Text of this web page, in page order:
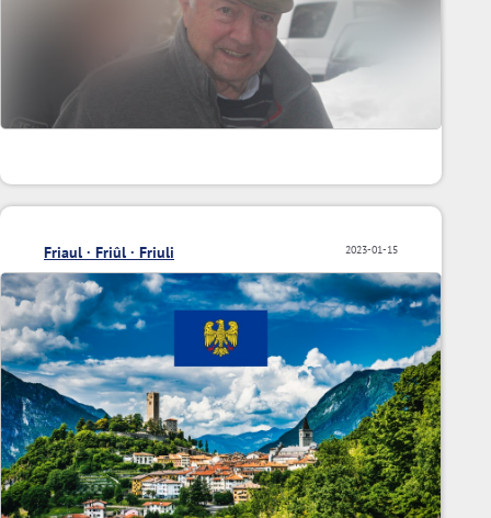
2023-01-15
Friaul · Friûl · Friuli